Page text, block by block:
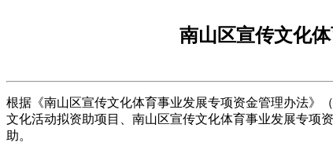
南山区宣传文化
根据《南山区宣传文化体育事业发展专项资金管理办法》
文化活动拟资助项目、南山区宣传文化体育事业发展专项
助。